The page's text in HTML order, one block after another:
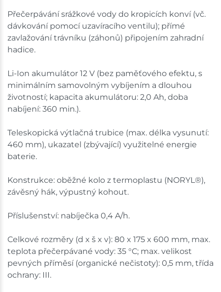
Přečerpávání srážkové vody do kropicích konví (vč.
dávkování pomocí uzavíracího ventilu); přímé
zavlažování trávníku (záhonů) připojením zahradní
hadice.
Li-Ion akumulátor 12 V (bez paměťového efektu, s
minimálním samovolným vybíjením a dlouhou
životností; kapacita akumulátoru: 2,0 Ah, doba
nabíjení: 360 min.).
Teleskopická výtlačná trubice (max. délka vysunutí:
460 mm), ukazatel (zbývající) využitelné energie
baterie.
Konstrukce: oběžné kolo z termoplastu (NORYL®),
závěsný hák, výpustný kohout.
Příslušenství: nabíječka 0,4 A/h.
Celkové rozměry (d x š x v): 80 x 175 x 600 mm, max.
teplota přečerpávané vody: 35 °C; max. velikost
pevných příměsí (organické nečistoty): 0,5 mm, třída
ochrany: III.